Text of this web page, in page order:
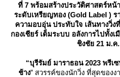
ที่ 7 พร้อมสร้างประวัติศาสตร์หน้
ระดับเหรียญทอง (Gold Label ) ร
ความอบอุ่น ประทับใจ เส้นทางวิ่ง
กองเชียร์ เต็มระบบ อลังการไปทั้ง
ชิงชัย 21 ม.
“บุรีรัมย์ มาราธอน 2023 พรีเ
ช้าง” สวรรค์ของนักวิ่ง ที่สุดของ